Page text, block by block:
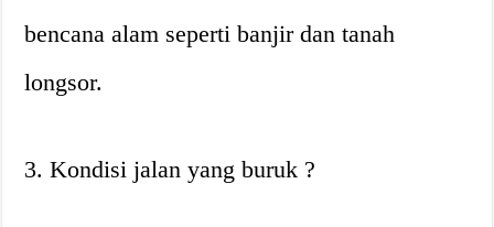
bencana alam seperti banjir dan tanah
longsor.
3. Kondisi jalan yang buruk ?️